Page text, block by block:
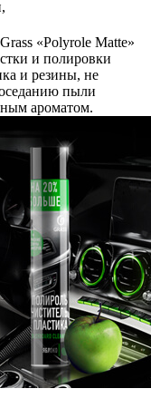
«Polyrole Matte»
и полировки
и резины, не
пыли
ароматом.